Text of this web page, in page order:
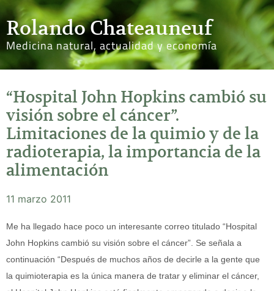
Rolando Chateauneuf
Medicina natural, actualidad y economía
“Hospital John Hopkins cambió su
visión sobre el cáncer”.
Limitaciones de la quimio y de la
radioterapia, la importancia de la
alimentación
11 marzo 2011
Me ha llegado hace poco un interesante correo titulado “Hospital
John Hopkins cambió su visión sobre el cáncer”. Se señala a
continuación “Después de muchos años de decirle a la gente que
la quimioterapia es la única manera de tratar y eliminar el cáncer,